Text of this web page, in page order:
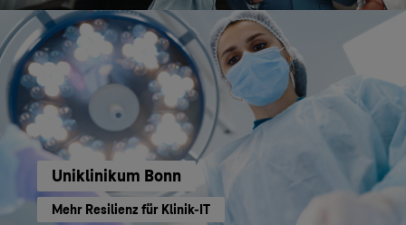
Uniklinikum Bonn
Mehr Resilienz für Klinik-IT